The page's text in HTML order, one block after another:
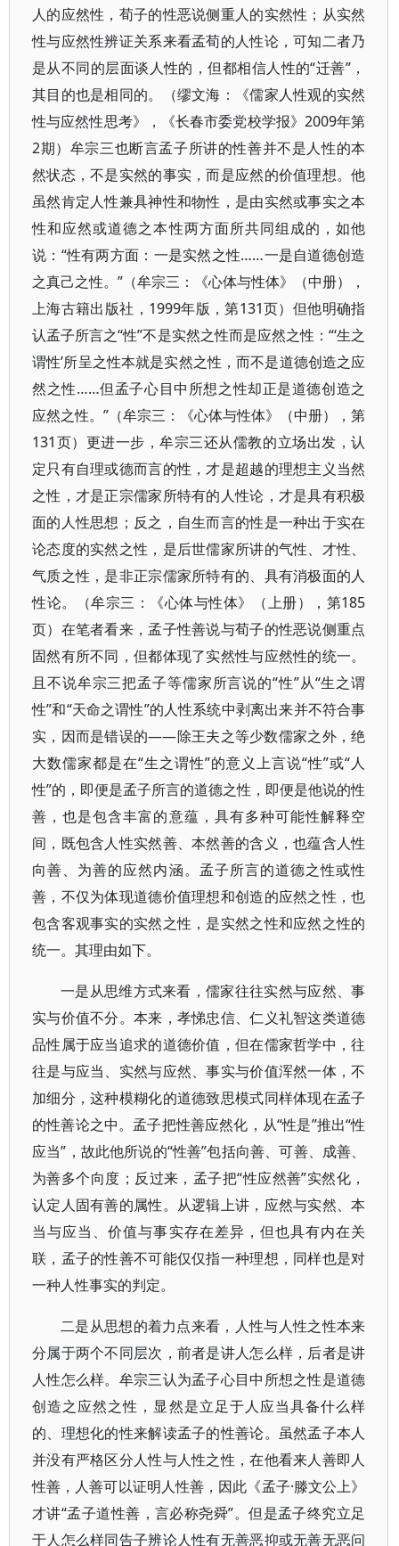
人的应然性，荀子的性恶说侧重人的实然性；从实然
性与应然性辨证关系来看孟荀的人性论，可知二者乃
是从不同的层面谈人性的，但都相信人性的“迁善”，
其目的也是相同的。（缪文海：《儒家人性观的实然
性与应然性思考》，《长春市委党校学报》2009年第
2期）牟宗三也断言孟子所讲的性善并不是人性的本
然状态，不是实然的事实，而是应然的价值理想。他
虽然肯定人性兼具神性和物性，是由实然或事实之本
性和应然或道德之本性两方面所共同组成的，如他
说：“性有两方面：一是实然之性……一是自道德创造
之真己之性。”（牟宗三：《心体与性体》（中册），
上海古籍出版社，1999年版，第131页）但他明确指
认孟子所言之“性”不是实然之性而是应然之性：“‘生之
谓性’所呈之性本就是实然之性，而不是道德创造之应
然之性……但孟子心目中所想之性却正是道德创造之
应然之性。”（牟宗三：《心体与性体》（中册），第
131页）更进一步，牟宗三还从儒教的立场出发，认
定只有自理或德而言的性，才是超越的理想主义当然
之性，才是正宗儒家所特有的人性论，才是具有积极
面的人性思想；反之，自生而言的性是一种出于实在
论态度的实然之性，是后世儒家所讲的气性、才性、
气质之性，是非正宗儒家所特有的、具有消极面的人
性论。（牟宗三：《心体与性体》（上册），第185
页）在笔者看来，孟子性善说与荀子的性恶说侧重点
固然有所不同，但都体现了实然性与应然性的统一。
且不说牟宗三把孟子等儒家所言说的“性”从“生之谓
性”和“天命之谓性”的人性系统中剥离出来并不符合事
实，因而是错误的——除王夫之等少数儒家之外，绝
大数儒家都是在“生之谓性”的意义上言说“性”或“人
性”的，即便是孟子所言的道德之性，即便是他说的性
善，也是包含丰富的意蕴，具有多种可能性解释空
间，既包含人性实然善、本然善的含义，也蕴含人性
向善、为善的应然内涵。孟子所言的道德之性或性
善，不仅为体现道德价值理想和创造的应然之性，也
包含客观事实的实然之性，是实然之性和应然之性的
统一。其理由如下。
一是从思维方式来看，儒家往往实然与应然、事
实与价值不分。本来，孝悌忠信、仁义礼智这类道德
品性属于应当追求的道德价值，但在儒家哲学中，往
往是与应当、实然与应然、事实与价值浑然一体，不
加细分，这种模糊化的道德致思模式同样体现在孟子
的性善论之中。孟子把性善应然化，从“性是”推出“性
应当”，故此他所说的“性善”包括向善、可善、成善、
为善多个向度；反过来，孟子把“性应然善”实然化，
认定人固有善的属性。从逻辑上讲，应然与实然、本
当与应当、价值与事实存在差异，但也具有内在关
联，孟子的性善不可能仅仅指一种理想，同样也是对
一种人性事实的判定。
二是从思想的着力点来看，人性与人性之性本来
分属于两个不同层次，前者是讲人怎么样，后者是讲
人性怎么样。牟宗三认为孟子心目中所想之性是道德
创造之应然之性，显然是立足于人应当具备什么样
的、理想化的性来解读孟子的性善论。虽然孟子本人
并没有严格区分人性与人性之性，在他看来人善即人
性善，人善可以证明人性善，因此《孟子·滕文公上》
才讲“孟子道性善，言必称尧舜”。但是孟子终究立足
于人怎么样同告子辨论人性有无善恶抑或无善无恶问